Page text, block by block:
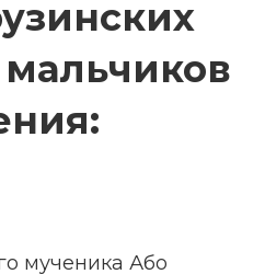
мученика Або